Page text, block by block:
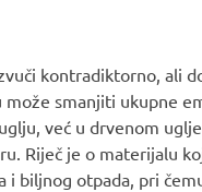
kontradiktorno, ali
može smanjiti ukupne
već u drvenom
Riječ je o materijalu
i biljnog otpada, pri